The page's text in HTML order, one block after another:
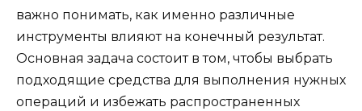
важно понимать, как именно различные
инструменты влияют на конечный результат.
Основная задача состоит в том, чтобы выбрать
подходящие средства для выполнения нужных
операций и избежать распространенных